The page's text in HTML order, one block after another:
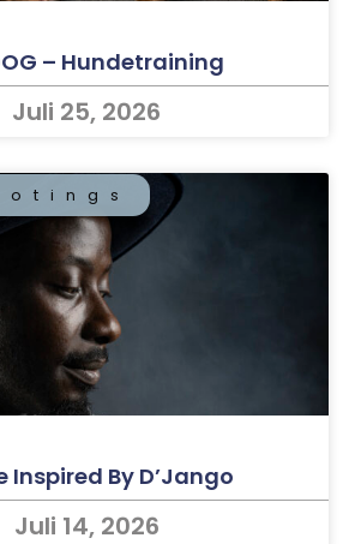
– Hundetraining
Juli 25, 2026
Inspired By D’Jango
Juli 14, 2026